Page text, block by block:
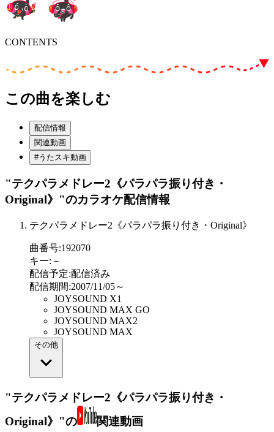
CONTENTS
この曲を楽しむ
配信情報
関連動画
#うたスキ動画
"テクパラメドレー2《パラパラ振り付き・
Original》"のカラオケ配信情報
テクパラメドレー2《パラパラ振り付き・Original》
曲番号:192070
キー: －
配信予定:配信済み
配信期間:2007/11/05～
JOYSOUND X1
JOYSOUND MAX GO
JOYSOUND MAX2
JOYSOUND MAX
その他
"テクパラメドレー2《パラパラ振り付き・
Original》"の
関連動画